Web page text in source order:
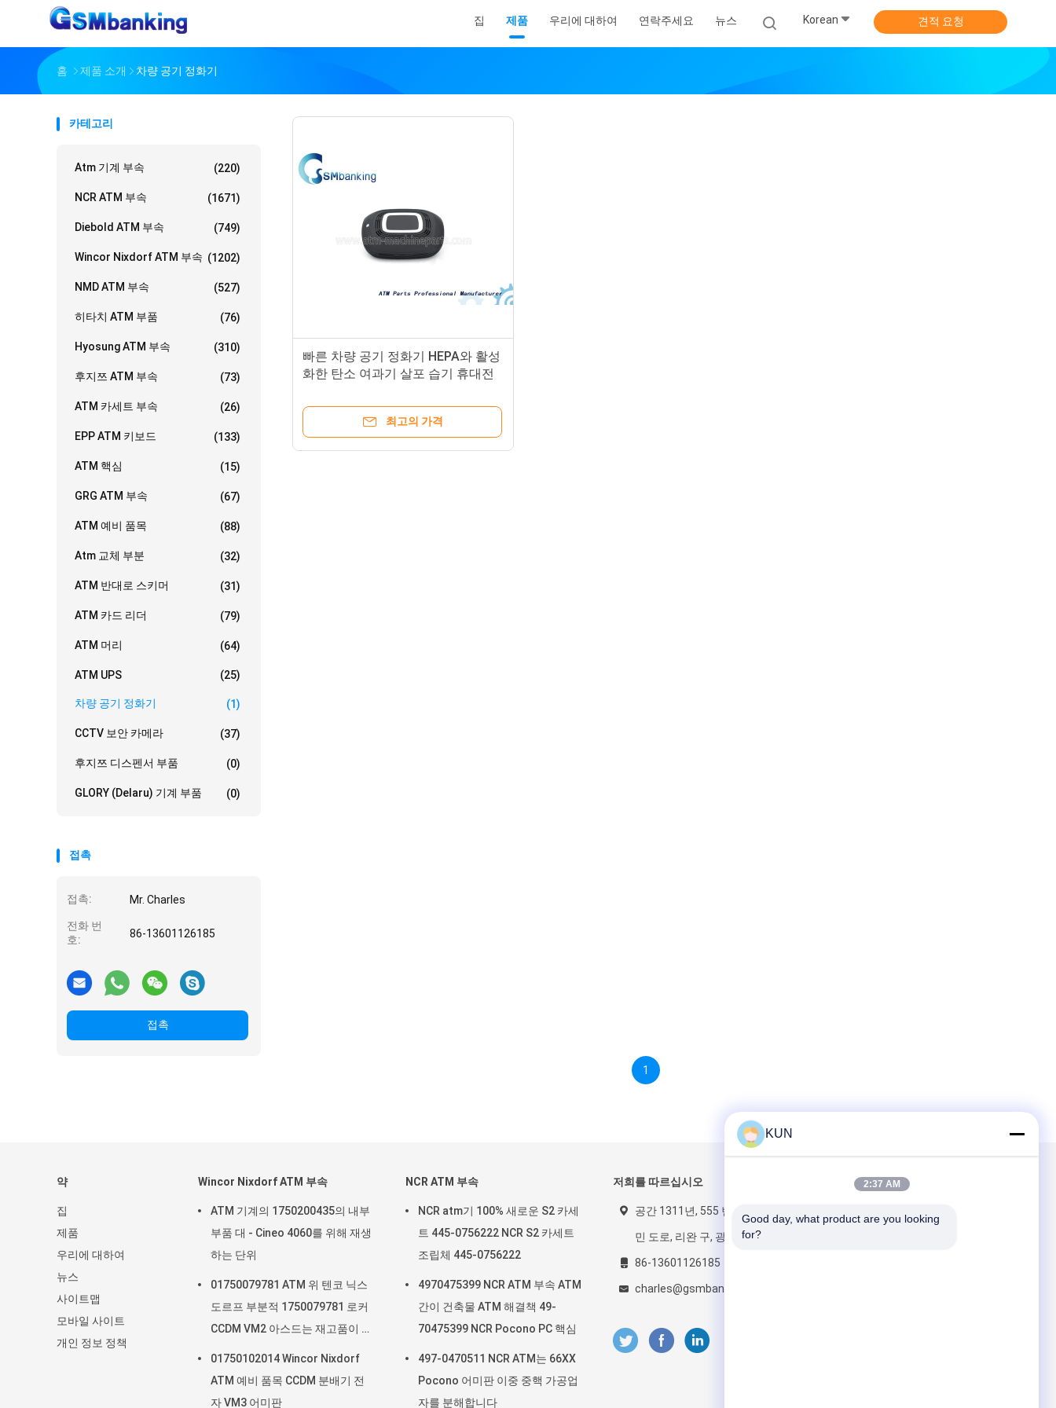
집 제품 우리에 대하여 연락주세요 뉴스 Korean 견적 요청
홈 제품 소개 차량 공기 정화기
카테고리
Atm 기계 부속 (220)
NCR ATM 부속 (1671)
Diebold ATM 부속 (749)
Wincor Nixdorf ATM 부속 (1202)
NMD ATM 부속 (527)
히타치 ATM 부품 (76)
Hyosung ATM 부속 (310)
후지쯔 ATM 부속 (73)
ATM 카세트 부속 (26)
EPP ATM 키보드 (133)
ATM 핵심 (15)
GRG ATM 부속 (67)
ATM 예비 품목 (88)
Atm 교체 부분 (32)
ATM 반대로 스키머 (31)
ATM 카드 리더 (79)
ATM 머리 (64)
ATM UPS (25)
차량 공기 정화기 (1)
CCTV 보안 카메라 (37)
후지쯔 디스펜서 부품 (0)
GLORY (Delaru) 기계 부품 (0)
접촉
접촉: Mr. Charles
전화 번
호:
86-13601126185
접촉
빠른 차량 공기 정화기 HEPA와 활성
화한 탄소 여과기 살포 습기 휴대전
최고의 가격
1
약
집
제품
우리에 대하여
뉴스
사이트맵
모바일 사이트
개인 정보 정책
Wincor Nixdorf ATM 부속
ATM 기계의 1750200435의 내부
부품 대 - Cineo 4060를 위해 재생
하는 단위
01750079781 ATM 위 텐코 닉스
도르프 부분적 1750079781 로커
CCDM VM2 아스드는 재고품이 있
01750102014 Wincor Nixdorf
ATM 예비 품목 CCDM 분배기 전
자 VM3 어미판
NCR ATM 부속
NCR atm기 100% 새로운 S2 카세
트 445-0756222 NCR S2 카세트
조립체 445-0756222
4970475399 NCR ATM 부속 ATM
간이 건축물 ATM 해결책 49-
70475399 NCR Pocono PC 핵심
497-0470511 NCR ATM는 66XX
Pocono 어미판 이중 중핵 가공업
자를 분해합니다
저희를 따르십시오
공간 1311년, 555 번, 중앙 인
민 도로, 리완 구, 광저우, 중국
86-13601126185
charles@gsmbankinggroup.com
우리를 메일
KUN
2:37 AM
Good day, what product are you looking
for?